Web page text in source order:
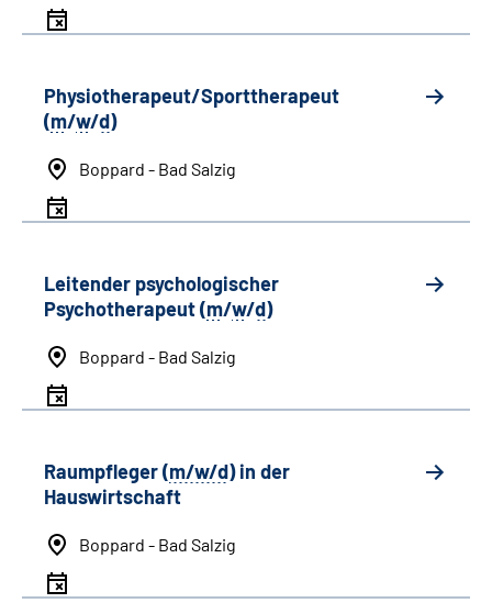
Physiotherapeut/Sporttherapeut
(m/w/d)
Boppard - Bad Salzig
Leitender psychologischer
Psychotherapeut (m/w/d)
Boppard - Bad Salzig
Raumpfleger (m/w/d) in der
Hauswirtschaft
Boppard - Bad Salzig